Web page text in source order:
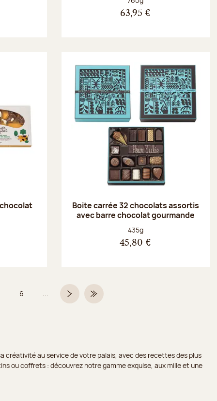
63,95 €
Boite carrée 32 chocolats assortis
avec barre chocolat gourmande
Poids net :
435g
45,80 €
Page
6 ... Page suivanteDernière page
créativité au service de votre palais, avec des recettes des plus
ou coffrets : découvrez notre gamme exquise, aux mille et une